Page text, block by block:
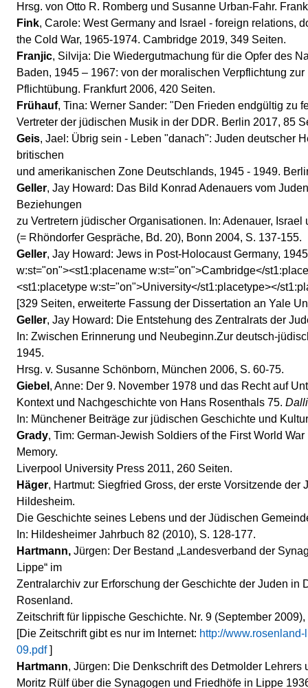
Hrsg. von Otto R. Romberg und Susanne Urban-Fahr.
Fink, Carole: West Germany and Israel - foreign relations,
the Cold War, 1965-1974. Cambridge 2019, 349 Seiten.
Franjic, Silvija: Die Wiedergutmachung für die Opfer des
Baden, 1945 – 1967: von der moralischen Verpflichtung
Pflichtübung. Frankfurt 2006, 420 Seiten.
Frühauf, Tina: Werner Sander: "Den Frieden endgültig zu
Vertreter der jüdischen Musik in der DDR. Berlin 2017, 85
Geis, Jael: Übrig sein - Leben "danach": Juden deutscher
britischen
und amerikanischen Zone Deutschlands, 1945 - 1949.
Geller, Jay Howard: Das Bild Konrad Adenauers vom
Beziehungen
zu Vertretern jüdischer Organisationen. In: Adenauer, Israel
(= Rhöndorfer Gespräche, Bd. 20), Bonn 2004, S. 137-155.
Geller, Jay Howard: Jews in Post-Holocaust Germany,
w:st="on"><st1:placename w:st="on">Cambridge</
<st1:placetype w:st="on">University</st1:placetype></
[329 Seiten, erweiterte Fassung der Dissertation an Yale
Geller, Jay Howard: Die Entstehung des Zentralrats der
In: Zwischen Erinnerung und Neubeginn.Zur deutsch-
1945.
Hrsg. v. Susanne Schönborn, München 2006, S. 60-75.
Giebel , Anne: Der 9. November 1978 und das Recht auf
Kontext und Nachgeschichte von Hans Rosenthals 75.
In: Münchener Beiträge zur jüdischen Geschichte und
Grady, Tim: German-Jewish Soldiers of the First World
Memory.
Liverpool University Press 2011, 260 Seiten.
Häger, Hartmut: Siegfried Gross, der erste Vorsitzende der
Hildesheim.
Die Geschichte seines Lebens und der Jüdischen
In: Hildesheimer Jahrbuch 82 (2010), S. 128-177.
Hartmann, Jürgen: Der Bestand „Landesverband der
Lippe“ im
Zentralarchiv zur Erforschung der Geschichte der Juden in
Rosenland.
Zeitschrift für lippische Geschichte. Nr. 9 (September 2009),
[Die Zeitschrift gibt es nur im Internet: http://
09.pdf]
Hartmann, Jürgen: Die Denkschrift des Detmolder Lehrers
Moritz Rülf über die Synagogen und Friedhöfe in Lippe